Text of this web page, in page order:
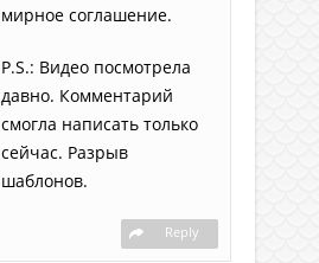
мирное соглашение.
P.S.: Видео посмотрела
давно. Комментарий
смогла написать только
сейчас. Разрыв
шаблонов.
Reply